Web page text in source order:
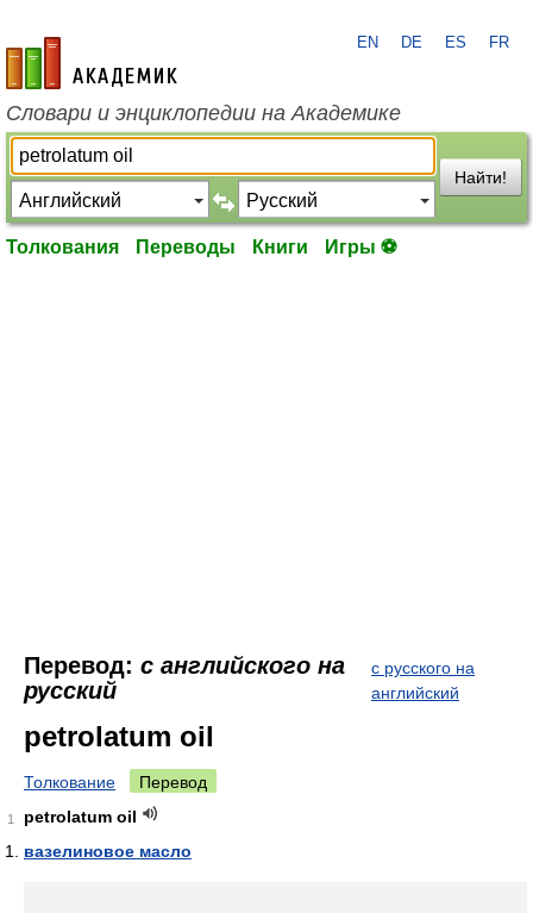
academic.ru
EN DE ES FR
Словари и энциклопедии на Академике
Найти!
Толкования Переводы Книги Игры ⚽
Перевод: с английского на
русский
с русского на
английский
petrolatum oil
Толкование Перевод
1
petrolatum oil
вазелиновое масло